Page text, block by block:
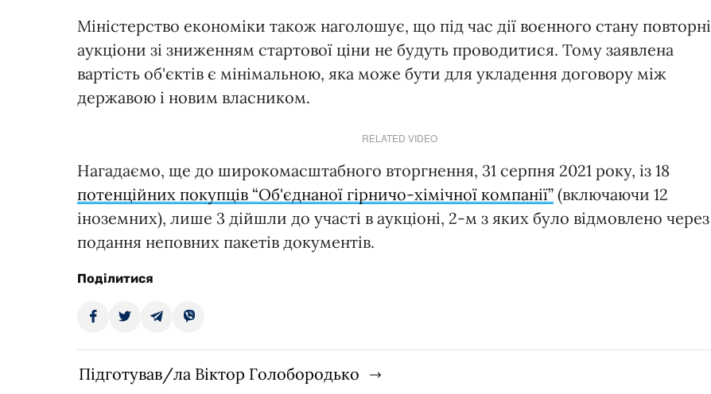
Міністерство економіки також наголошує, що під час дії воєнного стану повторні
аукціони зі зниженням стартової ціни не будуть проводитися. Тому заявлена
вартість об'єктів є мінімальною, яка може бути для укладення договору між
державою і новим власником.
RELATED VIDEO
Нагадаємо, ще до широкомасштабного вторгнення, 31 серпня 2021 року, із 18
потенційних покупців “Об'єднаної гірничо-хімічної компанії” (включаючи 12
іноземних), лише 3 дійшли до участі в аукціоні, 2-м з яких було відмовлено через
подання неповних пакетів документів.
Поділитися
Підготував/ла Віктор Голобородько